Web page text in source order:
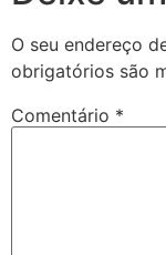
O seu endereço
obrigatórios são
Comentário *